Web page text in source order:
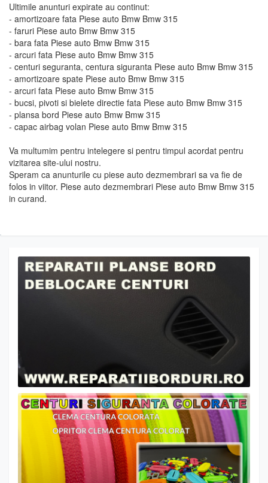
Ultimile anunturi expirate au continut:
- amortizoare fata Piese auto Bmw Bmw 315
- faruri Piese auto Bmw Bmw 315
- bara fata Piese auto Bmw Bmw 315
- arcuri fata Piese auto Bmw Bmw 315
- centuri seguranta, centura siguranta Piese auto Bmw Bmw 315
- amortizoare spate Piese auto Bmw Bmw 315
- arcuri fata Piese auto Bmw Bmw 315
- bucsi, pivoti si bielete directie fata Piese auto Bmw Bmw 315
- plansa bord Piese auto Bmw Bmw 315
- capac airbag volan Piese auto Bmw Bmw 315
Va multumim pentru intelegere si pentru timpul acordat pentru
vizitarea site-ului nostru.
Speram ca anunturile cu piese auto dezmembrari sa va fie de
folos in viitor. Piese auto dezmembrari Piese auto Bmw Bmw 315
in curand.